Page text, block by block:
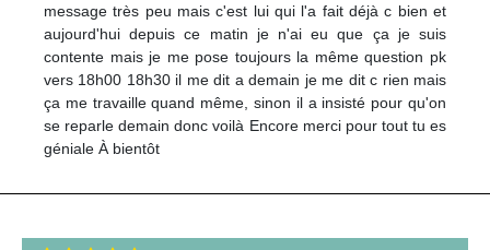
message très peu mais c'est lui qui l'a fait déjà c bien et
aujourd'hui depuis ce matin je n'ai eu que ça je suis
contente mais je me pose toujours la même question pk
vers 18h00 18h30 il me dit a demain je me dit c rien mais
ça me travaille quand même, sinon il a insisté pour qu'on
se reparle demain donc voilà Encore merci pour tout tu es
géniale À bientôt